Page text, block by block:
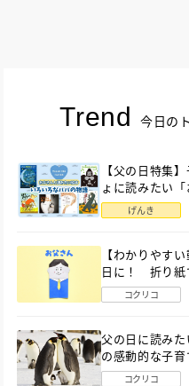
Trend 今日の
【父の日特集
ょに読みたい
語」６選
げんき
【わかりやす
日に！ 折り紙
ん」の簡単な折
コクリコ
父の日に読み
の感動的な子
鑑MOVE
コクリコ